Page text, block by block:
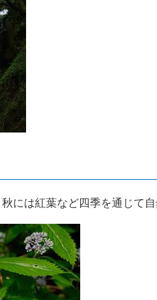
には紅葉など四季を通じて